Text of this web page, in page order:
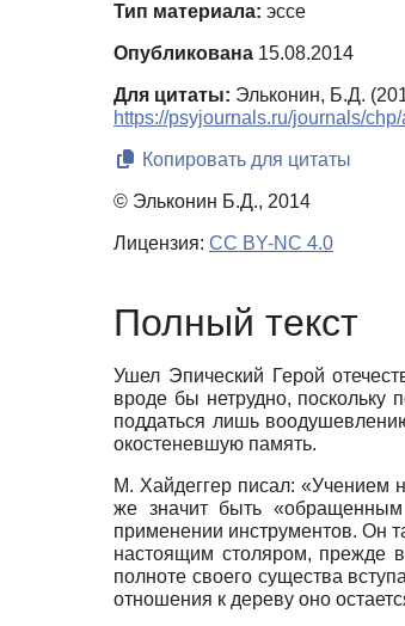
Тип материала: эссе
Опубликована 15.08.2014
Для цитаты: Эльконин, Б.Д.
https://psyjournals.ru/journals/
Копировать для цитаты
© Эльконин Б.Д., 2014
Лицензия: CC BY-NC 4.0
Полный текст
Ушел Эпический Герой
вроде бы нетрудно,
поддаться лишь
окостеневшую память.
М. Хайдеггер писал: «Учением
же значит быть «обращенным
применении инструментов. Он
настоящим столяром, прежде
полноте своего существа
отношения к дереву оно